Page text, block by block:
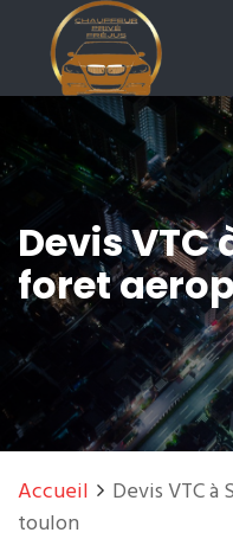
Devis VTC
foret
Accueil
Devis VTC
toulon